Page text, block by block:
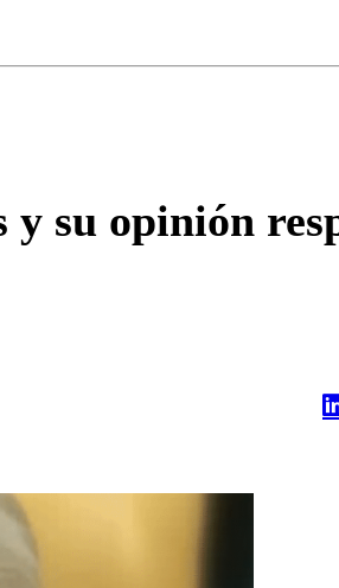
su opinión